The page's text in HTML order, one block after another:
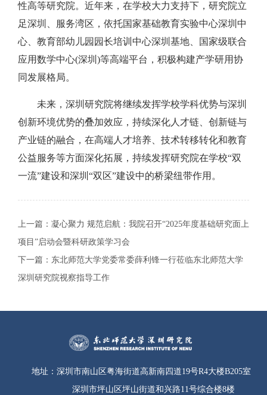
性高等研究院。近年来，在学校大力支持下，研究院立
足深圳、服务湾区，依托国家基础教育实验中心深圳中
心、教育部幼儿园园长培训中心深圳基地、国家级联合
应用数学中心(深圳)等高端平台，积极构建产学研用协
同发展格局。
未来，深圳研究院将继续发挥学校学科优势与深圳
创新环境优势的叠加效应，持续深化人才链、创新链与
产业链的融合，在高端人才培养、技术转移转化和教育
公益服务等方面深化拓展，持续发挥研究院在学校“双
一流”建设和深圳“双区”建设中的桥梁纽带作用。
上一篇： 凝心聚力 规范启航：我院召开“2025年度基础研究面上
项目”启动会暨科研政策学习会
下一篇： 东北师范大学党委常委薛利锋一行莅临东北师范大学
深圳研究院视察指导工作
地址： 深圳市南山区粤海街道高新南四道19号R4大楼B205室
深圳市坪山区坪山街道和兴路11号综合楼8楼